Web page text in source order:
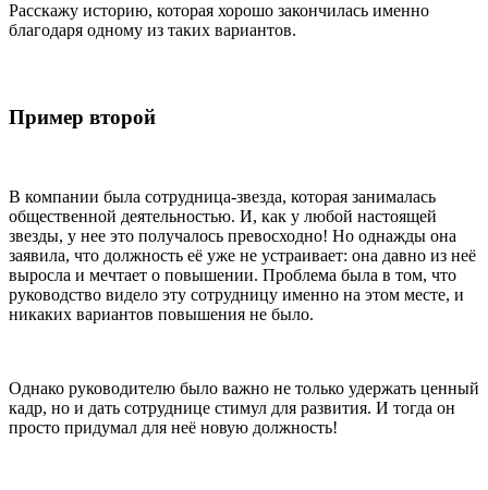
Расскажу историю, которая хорошо закончилась именно
благодаря одному из таких вариантов.
Пример второй
В компании была сотрудница-звезда, которая занималась
общественной деятельностью. И, как у любой настоящей
звезды, у нее это получалось превосходно! Но однажды она
заявила, что должность её уже не устраивает: она давно из неё
выросла и мечтает о повышении. Проблема была в том, что
руководство видело эту сотрудницу именно на этом месте, и
никаких вариантов повышения не было.
Однако руководителю было важно не только удержать ценный
кадр, но и дать сотруднице стимул для развития. И тогда он
просто придумал для неё новую должность!